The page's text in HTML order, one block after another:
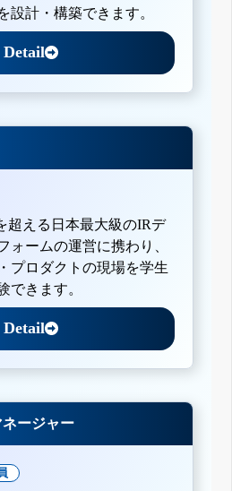
設計・構築できます。
Detail
超える日本最大級のIRデ
ォームの運営に携わり、
プロダクトの現場を学生
できます。
Detail
ージャー